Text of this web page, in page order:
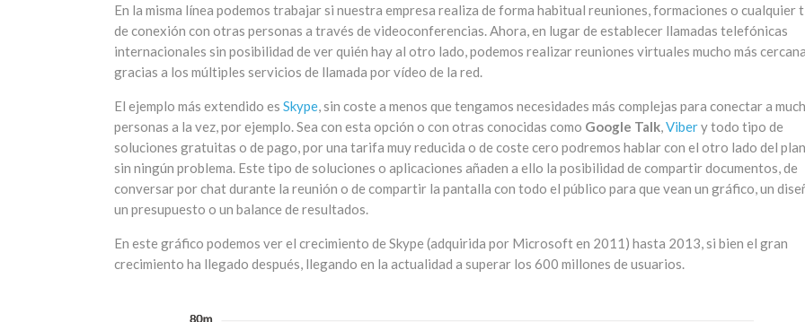
En la misma línea podemos trabajar si nuestra empresa realiza de forma habitual reuniones, formaciones o cualquier
de conexión con otras personas a través de videoconferencias. Ahora, en lugar de establecer llamadas telefónicas
internacionales sin posibilidad de ver quién hay al otro lado, podemos realizar reuniones virtuales mucho más
gracias a los múltiples servicios de llamada por vídeo de la red.
El ejemplo más extendido es Skype, sin coste a menos que tengamos necesidades más complejas para conectar a
personas a la vez, por ejemplo. Sea con esta opción o con otras conocidas como Google Talk,Vibery todo tipo de
soluciones gratuitas o de pago, por una tarifa muy reducida o de coste cero podremos hablar con el otro lado del
sin ningún problema. Este tipo de soluciones o aplicaciones añaden a ello la posibilidad de compartir documentos, de
conversar por chat durante la reunión o de compartir la pantalla con todo el público para que vean un gráfico, un
un presupuesto o un balance de resultados.
En este gráfico podemos ver el crecimiento de Skype (adquirida por Microsoft en 2011) hasta 2013, si bien el gran
crecimiento ha llegado después, llegando en la actualidad a superar los 600 millones de usuarios.